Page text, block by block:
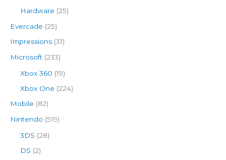
Hardware (25)
Evercade (25)
Impressions (31)
Microsoft (233)
Xbox 360 (19)
Xbox One (224)
Mobile (82)
Nintendo (519)
3DS (28)
DS (2)